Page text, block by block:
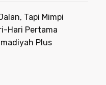
Tapi Mimpi
Hari Pertama
Plus